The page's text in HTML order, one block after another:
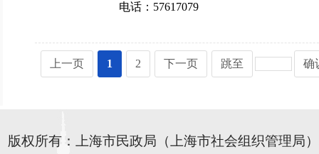
电话：57617079
上一页 1 2 下一页 跳至 确
版权所有：上海市民政局（上海市社会组织管理局